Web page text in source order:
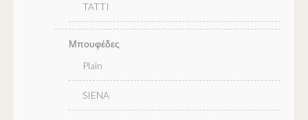
TATTI
Μπουφέδες
Plain
SIENA